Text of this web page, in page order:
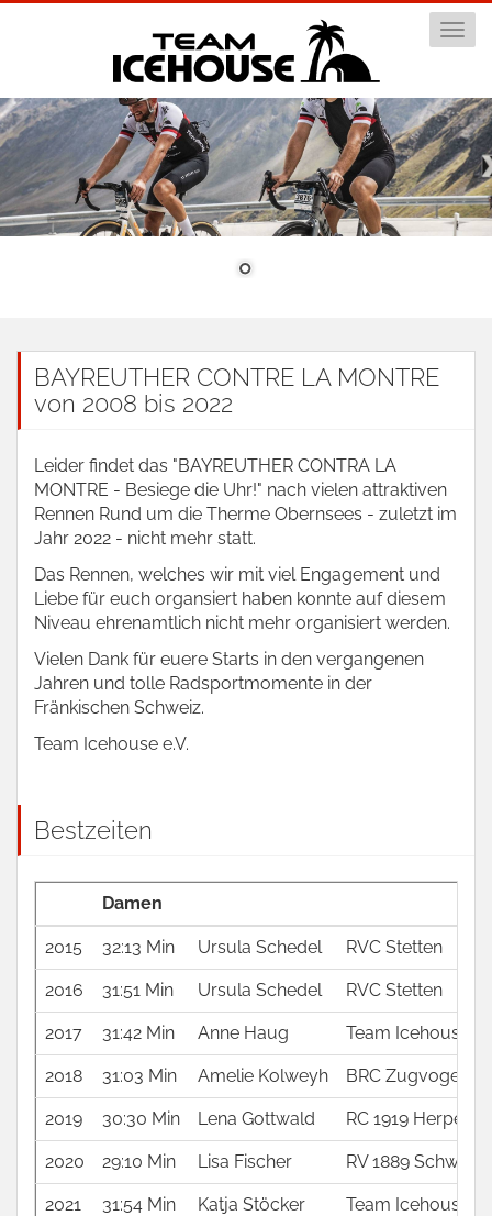
BAYREUTHER CONTRE LA MONTRE
von 2008 bis 2022
Leider findet das "BAYREUTHER CONTRA LA
MONTRE - Besiege die Uhr!" nach vielen attraktiven
Rennen Rund um die Therme Obernsees - zuletzt im
Jahr 2022 - nicht mehr statt.
Das Rennen, welches wir mit viel Engagement und
Liebe für euch organsiert haben konnte auf diesem
Niveau ehrenamtlich nicht mehr organisiert werden.
Vielen Dank für euere Starts in den vergangenen
Jahren und tolle Radsportmomente in der
Fränkischen Schweiz.
Team Icehouse e.V.
Bestzeiten
Damen
2015 32:13 Min Ursula Schedel RVC Stetten
2016 31:51 Min Ursula Schedel RVC Stetten
2017 31:42 Min Anne Haug Team Icehouse
2018 31:03 Min Amelie Kolweyh BRC Zugvogel
2019 30:30 Min Lena Gottwald RC 1919
2020 29:10 Min Lisa Fischer RV 1889
2021 31:54 Min Katja Stöcker Team Icehouse